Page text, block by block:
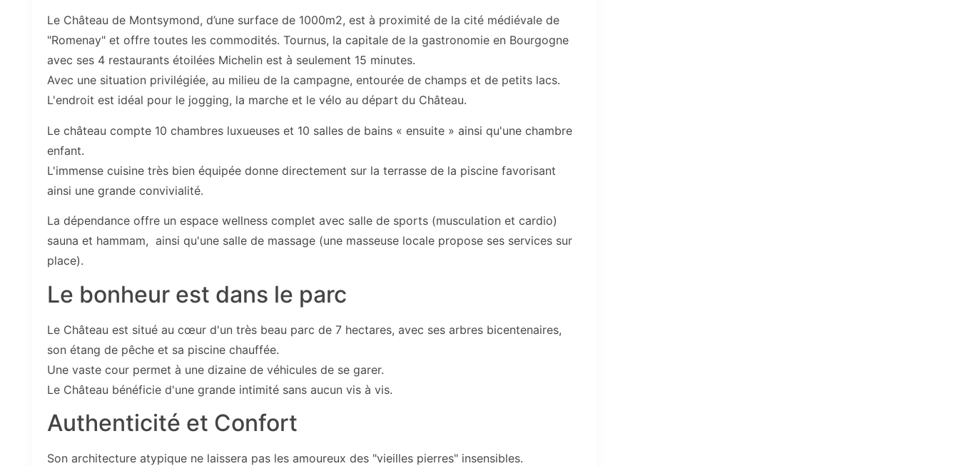
Le Château de Montsymond, d’une surface de 1000m2, est à proximité de la cité médiévale de
"Romenay" et offre toutes les commodités. Tournus, la capitale de la gastronomie en Bourgogne
avec ses 4 restaurants étoilées Michelin est à seulement 15 minutes.
Avec une situation privilégiée, au milieu de la campagne, entourée de champs et de petits lacs.
L'endroit est idéal pour le jogging, la marche et le vélo au départ du Château.
Le château compte 10 chambres luxueuses et 10 salles de bains « ensuite » ainsi qu'une chambre
enfant.
L'immense cuisine très bien équipée donne directement sur la terrasse de la piscine favorisant
ainsi une grande convivialité.
La dépendance offre un espace wellness complet avec salle de sports (musculation et cardio)
sauna et hammam, ainsi qu'une salle de massage (une masseuse locale propose ses services sur
place).
Le bonheur est dans le parc
Le Château est situé au cœur d'un très beau parc de 7 hectares, avec ses arbres bicentenaires,
son étang de pêche et sa piscine chauffée.
Une vaste cour permet à une dizaine de véhicules de se garer.
Le Château bénéficie d'une grande intimité sans aucun vis à vis.
Authenticité et Confort
Son architecture atypique ne laissera pas les amoureux des "vieilles pierres" insensibles.